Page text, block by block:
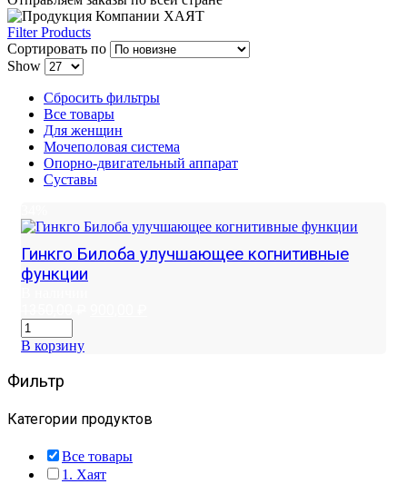
Filter Products
Сортировать по
Show
Сбросить фильтры
Все товары
Для женщин
Мочеполовая система
Опорно-двигательный аппарат
Суставы
Гинкго Билоба улучшающее когнитивные
функции
В корзину
Фильтр
Категории продуктов
Все товары
1. Хаят